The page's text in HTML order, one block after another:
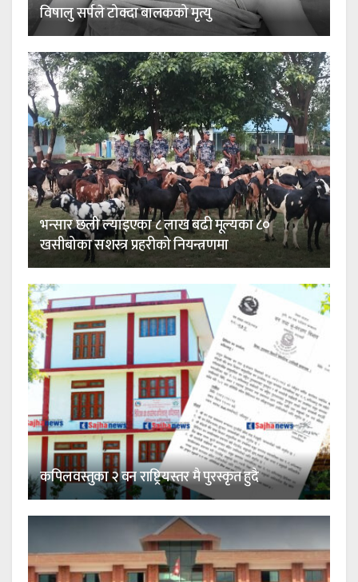
विषालु सर्पले टोक्दा बालकको मृत्यु
भन्सार छली ल्याइएका ८ लाख बढी मूल्यका ८०
खसीबोका सशस्त्र प्रहरीको नियन्त्रणमा
कपिलवस्तुका २ वन राष्ट्रियस्तर मै पुरस्कृत हुदै